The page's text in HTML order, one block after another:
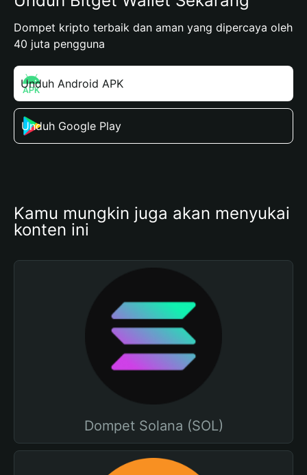
Dompet kripto terbaik dan aman yang dipercaya oleh
40 juta pengguna
Unduh Android APK
Unduh Google Play
Kamu mungkin juga akan menyukai
konten ini
Dompet Solana (SOL)